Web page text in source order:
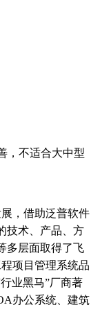
不适合大中型
，借助泛普软件
技术、产品、方
多层面取得了飞
项目管理系统品
业黑马”厂商著
办公系统、建筑